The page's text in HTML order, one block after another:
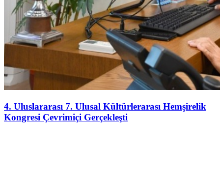
4. Uluslararası 7. Ulusal Kültürlerarası Hemşirelik
Kongresi Çevrimiçi Gerçekleşti